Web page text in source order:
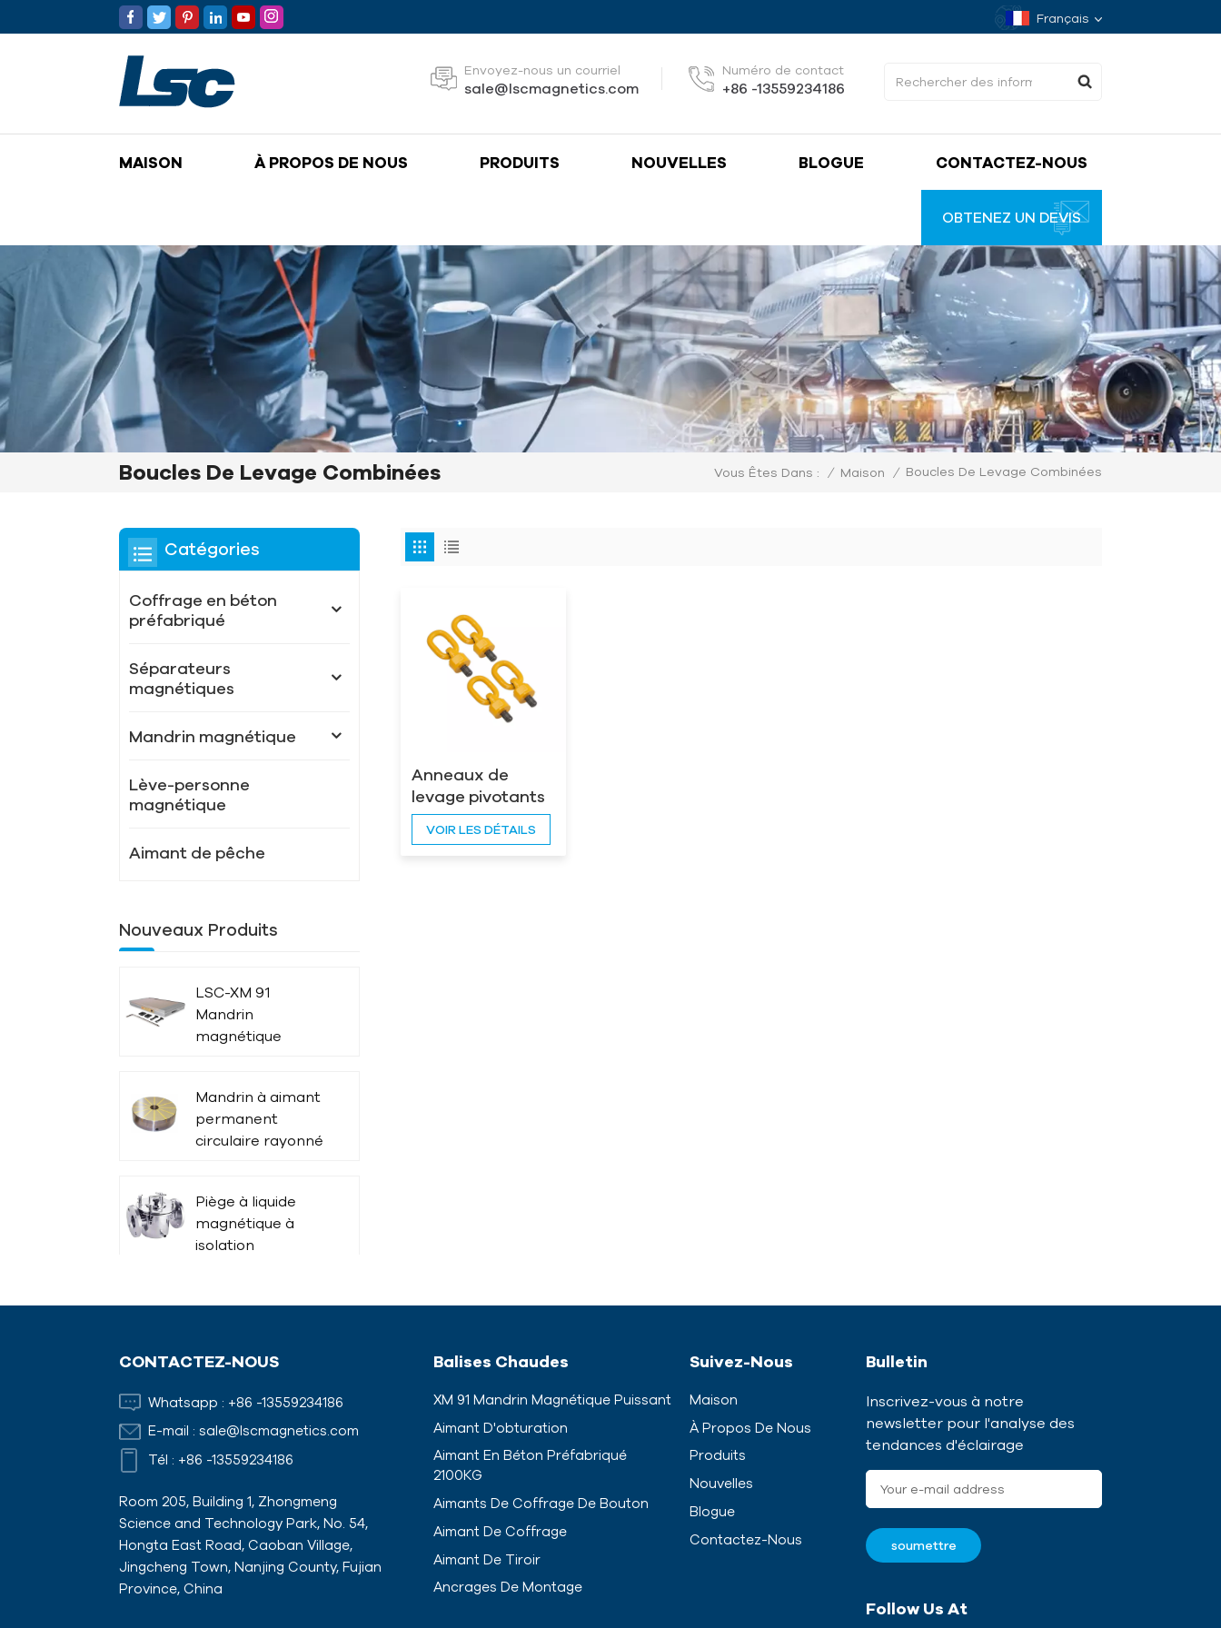
Français
Envoyez-nous un courriel
sale@lscmagnetics.com
Numéro de contact
+86 -13559234186
MAISON À PROPOS DE NOUS PRODUITS NOUVELLES BLOGUE CONTACTEZ-NOUS
OBTENEZ UN DEVIS
Boucles De Levage Combinées Vous Êtes Dans : / Maison / Boucles De Levage Combinées
Anneaux de
levage pivotants
VOIR LES DÉTAILS
Catégories
Coffrage en béton
préfabriqué
Séparateurs
magnétiques
Mandrin magnétique
Lève-personne
magnétique
Aimant de pêche
Nouveaux Produits
LSC-XM 91
Mandrin
magnétique
Mandrin à aimant
permanent
circulaire rayonné
Piège à liquide
magnétique à
isolation
tige magnétique
Aimants de
coffrage avec
CONTACTEZ-NOUS
Whatsapp : +86 -13559234186
E-mail : sale@lscmagnetics.com
Tél : +86 -13559234186
Room 205, Building 1, Zhongmeng
Science and Technology Park, No. 54,
Hongta East Road, Caoban Village,
Jingcheng Town, Nanjing County, Fujian
Province, China
Balises Chaudes
XM 91 Mandrin Magnétique Puissant
Aimant D'obturation
Aimant En Béton Préfabriqué
2100KG
Aimants De Coffrage De Bouton
Aimant De Coffrage
Aimant De Tiroir
Ancrages De Montage
Suivez-Nous
Maison
À Propos De Nous
Produits
Nouvelles
Blogue
Contactez-Nous
Bulletin
Inscrivez-vous à notre
newsletter pour l'analyse des
tendances d'éclairage
Follow Us At